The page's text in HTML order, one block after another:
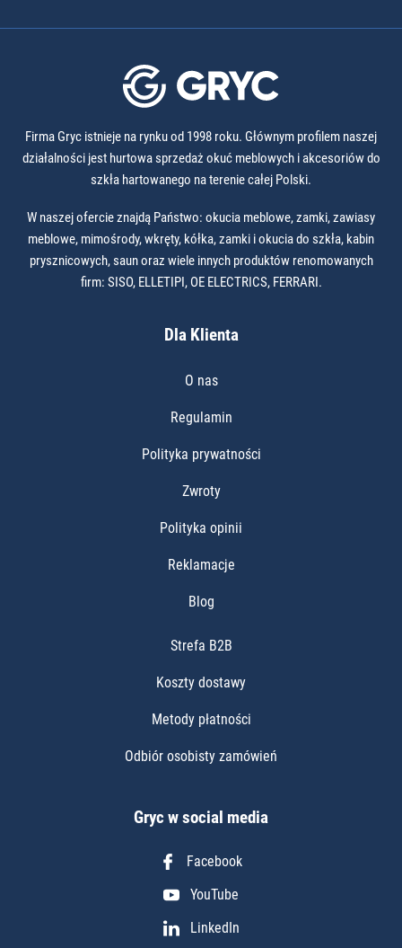
Firma Gryc istnieje na rynku od 1998 roku. Głównym profilem naszej
działalności jest hurtowa sprzedaż okuć meblowych i akcesoriów do
szkła hartowanego na terenie całej Polski.
W naszej ofercie znajdą Państwo: okucia meblowe, zamki, zawiasy
meblowe, mimośrody, wkręty, kółka, zamki i okucia do szkła, kabin
prysznicowych, saun oraz wiele innych produktów renomowanych
firm: SISO, ELLETIPI, OE ELECTRICS, FERRARI.
Dla Klienta
O nas
Regulamin
Polityka prywatności
Zwroty
Polityka opinii
Reklamacje
Blog
Strefa B2B
Koszty dostawy
Metody płatności
Odbiór osobisty zamówień
Gryc w social media
Facebook
YouTube
LinkedIn